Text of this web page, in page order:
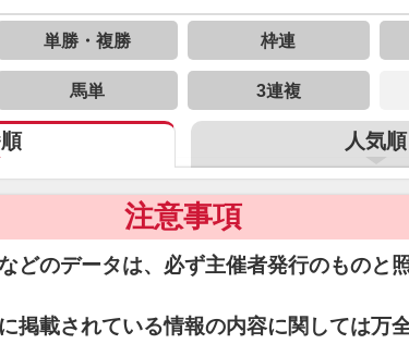
単勝・複勝 枠連
馬単 3連複
人気順
注意事項
どのデータは、必ず主催者発行のものと
掲載されている情報の内容に関しては万